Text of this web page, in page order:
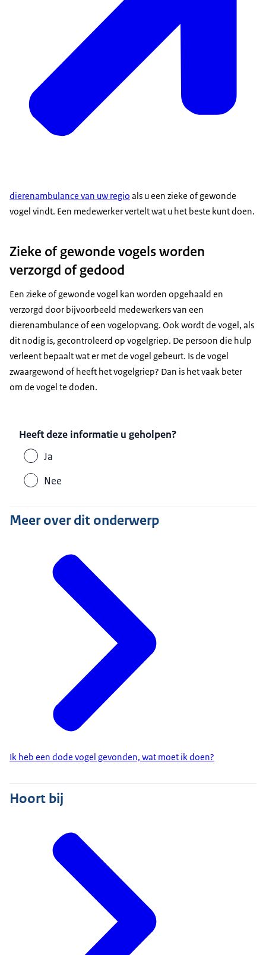
dierenambulance van uw regio als u een zieke of gewonde
vogel vindt. Een medewerker vertelt wat u het beste kunt doen.
Zieke of gewonde vogels worden
verzorgd of gedood
Een zieke of gewonde vogel kan worden opgehaald en
verzorgd door bijvoorbeeld medewerkers van een
dierenambulance of een vogelopvang. Ook wordt de vogel, als
dit nodig is, gecontroleerd op vogelgriep. De persoon die hulp
verleent bepaalt wat er met de vogel gebeurt. Is de vogel
zwaargewond of heeft het vogelgriep? Dan is het vaak beter
om de vogel te doden.
Heeft deze informatie u geholpen?
Ja
Nee
Meer over dit onderwerp
Ik heb een dode vogel gevonden, wat moet ik doen?
Hoort bij